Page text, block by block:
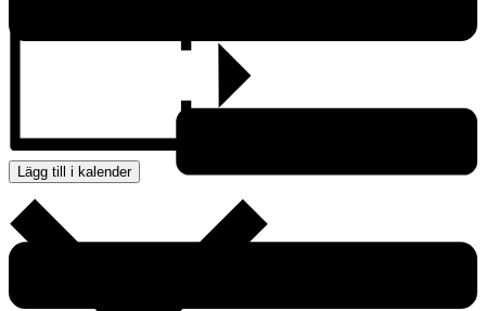
Lägg till i kalender